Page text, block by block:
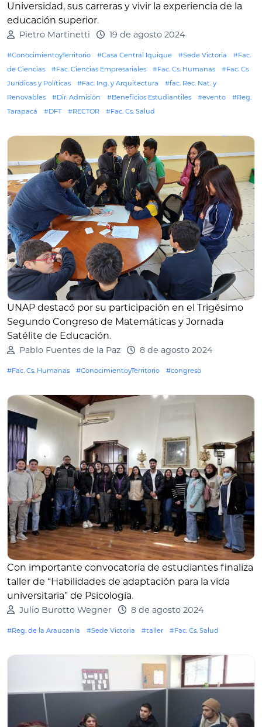
Universidad, sus carreras y vivir la experiencia de la
educación superior.
Pietro Martinetti 19 de agosto 2024
#ConocimientoyTerritorio #Casa Central Iquique #Sede Victoria
#Fac.
de Ciencias
#Fac. Ciencias Empresariales #Fac. Cs. Humanas
#Fac. Cs
Jurídicas y Políticas
#Fac. Ing. y Arquitectura
#fac. Rec. Nat. y
Renovables
#Dir. Admisión #Beneficios Estudiantiles #evento
#Reg.
Tarapacá
#DFT #RECTOR #Fac. Cs. Salud
UNAP destacó por su participación en el Trigésimo
Segundo Congreso de Matemáticas y Jornada
Satélite de Educación.
Pablo Fuentes de la Paz 8 de agosto 2024
#Fac. Cs. Humanas #ConocimientoyTerritorio #congreso
Con importante convocatoria de estudiantes finaliza
taller de “Habilidades de adaptación para la vida
universitaria” de Psicología.
Julio Burotto Wegner 8 de agosto 2024
#Reg. de la Araucanía #Sede Victoria #taller #Fac. Cs. Salud